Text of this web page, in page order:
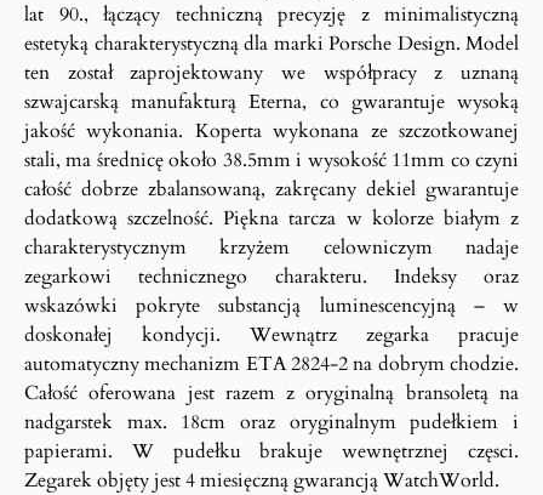
lat 90., łączący techniczną precyzję z minimalistyczną
estetyką charakterystyczną dla marki Porsche Design. Model
ten został zaprojektowany we współpracy z uznaną
szwajcarską manufakturą Eterna, co gwarantuje wysoką
jakość wykonania. Koperta wykonana ze szczotkowanej
stali, ma średnicę około 38.5mm i wysokość 11mm co czyni
całość dobrze zbalansowaną, zakręcany dekiel gwarantuje
dodatkową szczelność. Piękna tarcza w kolorze białym z
charakterystycznym krzyżem celowniczym nadaje
zegarkowi technicznego charakteru. Indeksy oraz
wskazówki pokryte substancją luminescencyjną – w
doskonałej kondycji. Wewnątrz zegarka pracuje
automatyczny mechanizm ETA 2824-2 na dobrym chodzie.
Całość oferowana jest razem z oryginalną bransoletą na
nadgarstek max. 18cm oraz oryginalnym pudełkiem i
papierami. W pudełku brakuje wewnętrznej częsci.
Zegarek objęty jest 4 miesięczną gwarancją WatchWorld.